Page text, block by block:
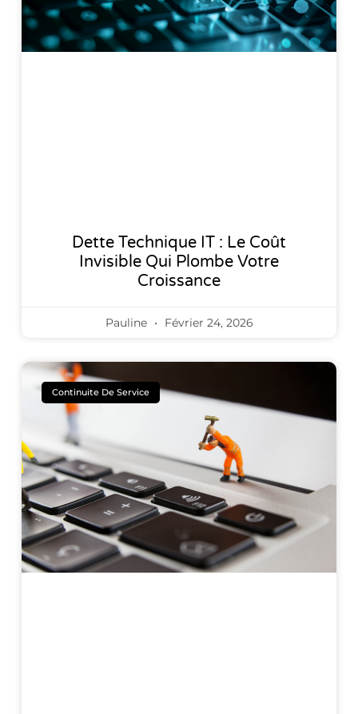
Dette Technique IT : Le Coût
Invisible Qui Plombe Votre
Croissance
Pauline Février 24, 2026
Continuite De Service